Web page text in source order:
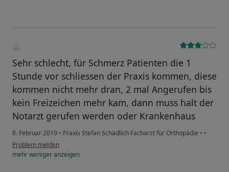
Sehr schlecht, für Schmerz Patienten die 1
Stunde vor schliessen der Praxis kommen, diese
kommen nicht mehr dran, 2 mal Angerufen bis
kein Freizeichen mehr kam, dann muss halt der
Notarzt gerufen werden oder Krankenhaus
8. Februar 2019 • Praxis Stefan Schädlich Facharzt für Orthopädie • •
Problem melden
mehrwenigeranzeigen